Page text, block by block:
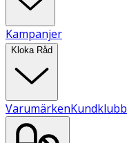
Kampanjer
Kloka Råd
VarumärkenKundklubb